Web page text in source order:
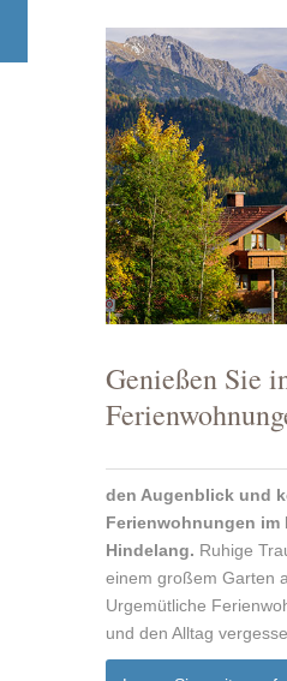
Genießen Sie
den Augenblick und
Ferienwohnungen im
Hindelang. Ruhige
einem großem Garten
Urgemütliche
und den Alltag